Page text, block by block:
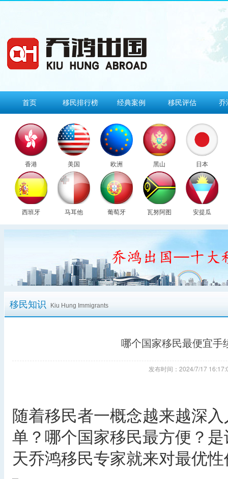
首页 移民排行榜 经典案例 移民评估 乔
香港 美国 欧洲 黑山 日本
西班牙 马耳他 葡萄牙 瓦努阿图 安提瓜
移民知识 Kiu Hung Immigrants
哪个国家移民最便宜手
发布时间：2024/7/17
随着移民者一概念越来越深
单？哪个国家移民最方便？
天乔鸿移民专家就来对最优